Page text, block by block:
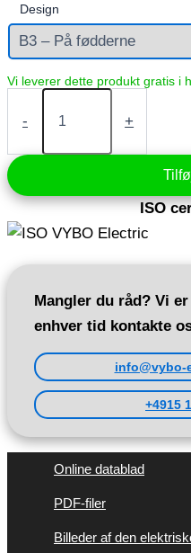
Design
-
Elektrisk
kW
400V
2910
rpm
(IE3-
3AL112M-
+
ISO
Mangler du råd? Vi
enhver tid kontakte
info@vybo-
+4915
Online datablad
PDF-filer
Billeder af den